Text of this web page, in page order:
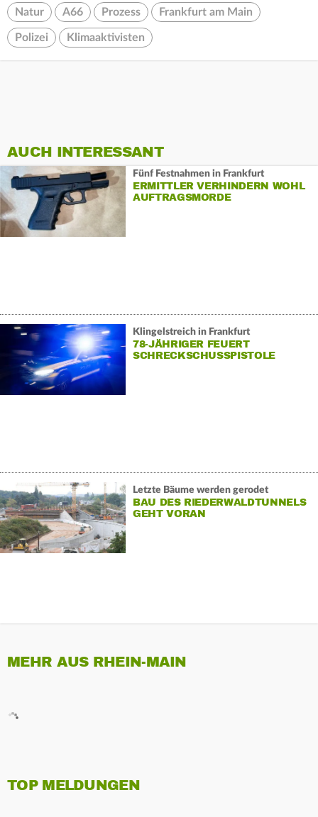
Natur A66 Prozess Frankfurt am Main
Polizei Klimaaktivisten
AUCH INTERESSANT
Fünf Festnahmen in Frankfurt
ERMITTLER VERHINDERN WOHL
AUFTRAGSMORDE
Klingelstreich in Frankfurt
78-JÄHRIGER FEUERT
SCHRECKSCHUSSPISTOLE
Letzte Bäume werden gerodet
BAU DES RIEDERWALDTUNNELS
GEHT VORAN
MEHR AUS RHEIN-MAIN
TOP MELDUNGEN